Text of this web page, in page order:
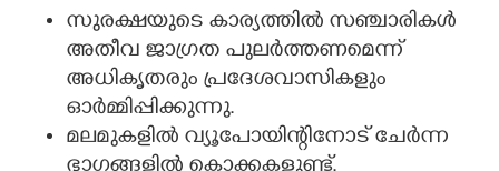
സുരക്ഷയുടെ കാര്യത്തിൽ സഞ്ചാരികൾ
അതീവ ജാഗ്രത പുലർത്തണമെന്ന്
അധികൃതരും പ്രദേശവാസികളും
ഓർമ്മിപ്പിക്കുന്നു.
മലമുകളിൽ വ്യൂപോയിന്റിനോട് ചേർന്ന